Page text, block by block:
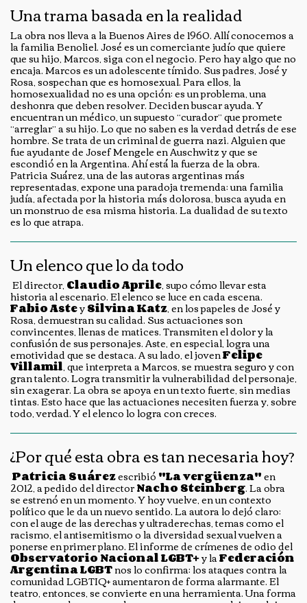
Una trama basada en la realidad
La obra nos lleva a la Buenos Aires de 1960. Allí conocemos a
la familia Benoliel. José es un comerciante judío que quiere
que su hijo, Marcos, siga con el negocio. Pero hay algo que no
encaja. Marcos es un adolescente tímido. Sus padres, José y
Rosa, sospechan que es homosexual. Para ellos, la
homosexualidad no es una opción; es un problema, una
deshonra que deben resolver. Deciden buscar ayuda. Y
encuentran un médico, un supuesto “curador” que promete
“arreglar” a su hijo. Lo que no saben es la verdad detrás de ese
hombre. Se trata de un criminal de guerra nazi. Alguien que
fue ayudante de Josef Mengele en Auschwitz y que se
escondió en la Argentina. Ahí está la fuerza de la obra.
Patricia Suárez, una de las autoras argentinas más
representadas, expone una paradoja tremenda: una familia
judía, afectada por la historia más dolorosa, busca ayuda en
un monstruo de esa misma historia. La dualidad de su texto
es lo que atrapa.
Un elenco que lo da todo
El director,Claudio Aprile, supo cómo llevar esta
historia al escenario. El elenco se luce en cada escena.
Fabio AsteySilvina Katz, en los papeles de José y
Rosa, demuestran su calidad. Sus actuaciones son
convincentes, llenas de matices. Transmiten el dolor y la
confusión de sus personajes. Aste, en especial, logra una
emotividad que se destaca. A su lado, el jovenFelipe
Villamil, que interpreta a Marcos, se muestra seguro y con
gran talento. Logra transmitir la vulnerabilidad del personaje,
sin exagerar. La obra se apoya en un texto fuerte, sin medias
tintas. Esto hace que las actuaciones necesiten fuerza y, sobre
todo, verdad. Y el elenco lo logra con creces.
¿Por qué esta obra es tan necesaria hoy?
Patricia Suárezescribió"La vergüenza"en
2012, a pedido del directorNacho Steinberg. La obra
se estrenó en un momento. Y hoy vuelve, en un contexto
político que le da un nuevo sentido. La autora lo dejó claro:
con el auge de las derechas y ultraderechas, temas como el
racismo, el antisemitismo o la diversidad sexual vuelven a
ponerse en primer plano. El informe de crímenes de odio del
Observatorio Nacional LGBT+y laFederación
Argentina LGBTnos lo confirma: los ataques contra la
comunidad LGBTIQ+ aumentaron de forma alarmante. El
teatro, entonces, se convierte en una herramienta. Una forma